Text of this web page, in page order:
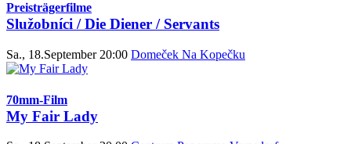
Preisträgerfilme
Služobníci / Die Diener / Servants
Sa., 18.September 20:00 Domeček Na Kopečku
70mm-Film
My Fair Lady